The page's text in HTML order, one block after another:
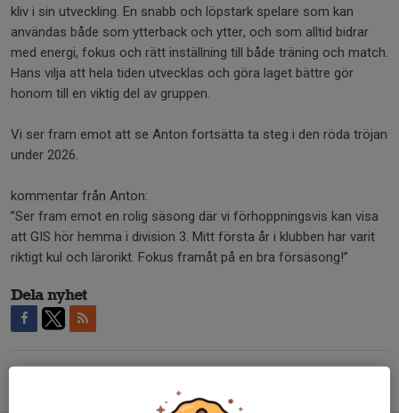
kliv i sin utveckling. En snabb och löpstark spelare som kan
användas både som ytterback och ytter, och som alltid bidrar
med energi, fokus och rätt inställning till både träning och match.
Hans vilja att hela tiden utvecklas och göra laget bättre gör
honom till en viktig del av gruppen.
Vi ser fram emot att se Anton fortsätta ta steg i den röda tröjan
under 2026.
kommentar från Anton:
”Ser fram emot en rolig säsong där vi förhoppningsvis kan visa
att GIS hör hemma i division 3. Mitt första år i klubben har varit
riktigt kul och lärorikt. Fokus framåt på en bra försäsong!”
Dela nyhet